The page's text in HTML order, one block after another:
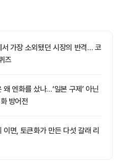
가장 소외됐던 시장의 반격… 코
즈
엔화를 샀나…‘일본 구제’ 아닌
방어전
이면, 토큰화가 만든 다섯 갈래 리